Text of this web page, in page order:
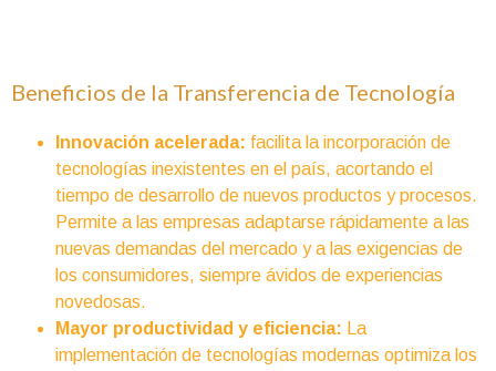
Beneficios de la Transferencia de Tecnología
Innovación acelerada: facilita la incorporación de
tecnologías inexistentes en el país, acortando el
tiempo de desarrollo de nuevos productos y procesos.
Permite a las empresas adaptarse rápidamente a las
nuevas demandas del mercado y a las exigencias de
los consumidores, siempre ávidos de experiencias
novedosas.
Mayor productividad y eficiencia: La
implementación de tecnologías modernas optimiza los